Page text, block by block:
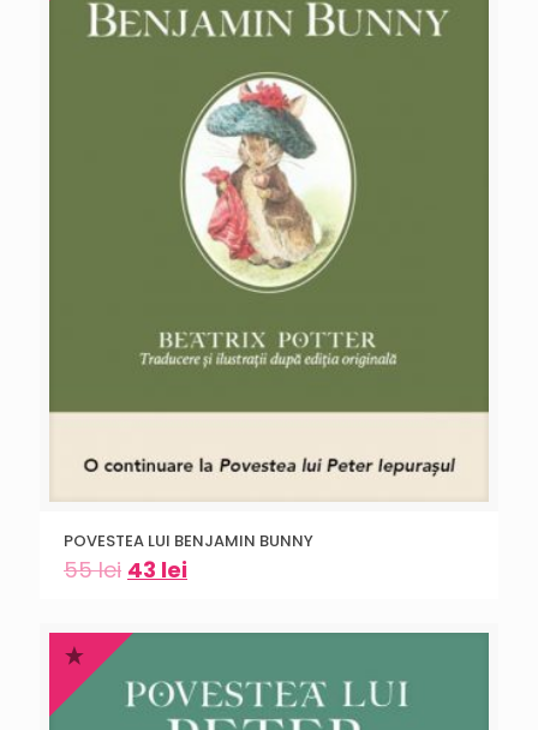
POVESTEA LUI BENJAMIN BUNNY
55lei 43 lei